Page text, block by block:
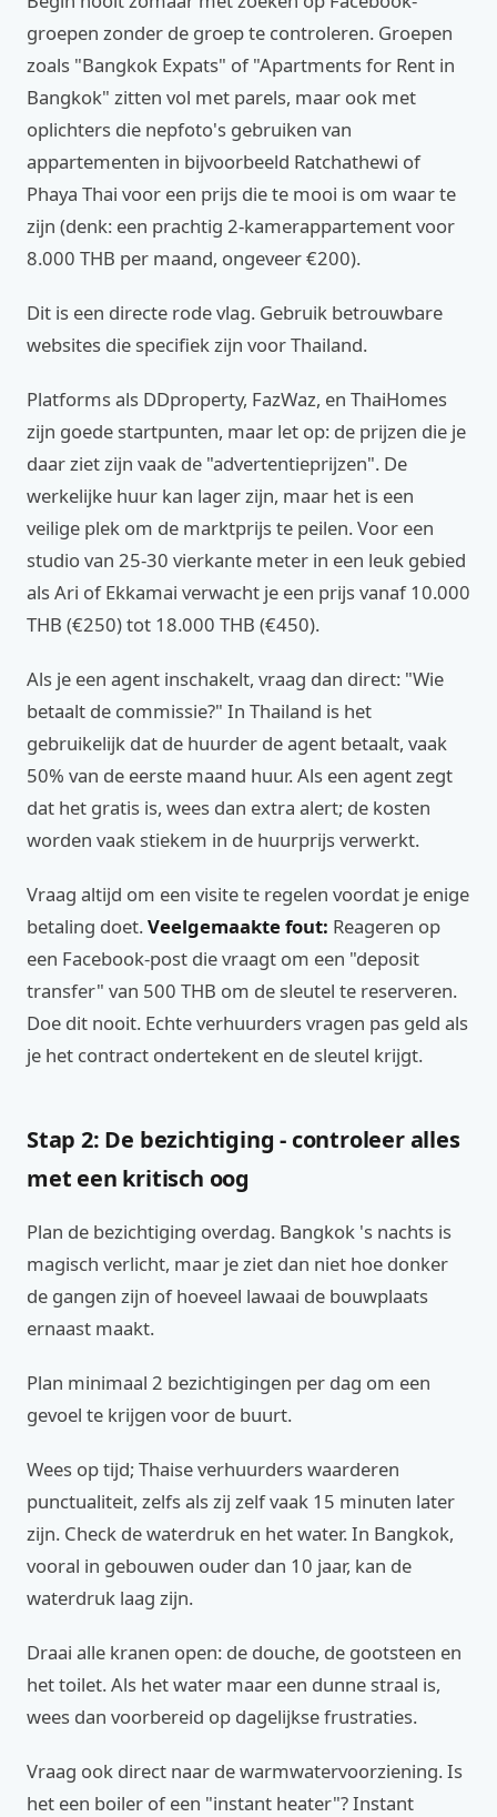
groepen zonder de groep te controleren. Groepen
zoals "Bangkok Expats" of "Apartments for Rent in
Bangkok" zitten vol met parels, maar ook met
oplichters die nepfoto's gebruiken van
appartementen in bijvoorbeeld Ratchathewi of
Phaya Thai voor een prijs die te mooi is om waar te
zijn (denk: een prachtig 2-kamerappartement voor
8.000 THB per maand, ongeveer €200).
Dit is een directe rode vlag. Gebruik betrouwbare
websites die specifiek zijn voor Thailand.
Platforms als DDproperty, FazWaz, en ThaiHomes
zijn goede startpunten, maar let op: de prijzen die je
daar ziet zijn vaak de "advertentieprijzen". De
werkelijke huur kan lager zijn, maar het is een
veilige plek om de marktprijs te peilen. Voor een
studio van 25-30 vierkante meter in een leuk gebied
als Ari of Ekkamai verwacht je een prijs vanaf 10.000
THB (€250) tot 18.000 THB (€450).
Als je een agent inschakelt, vraag dan direct: "Wie
betaalt de commissie?" In Thailand is het
gebruikelijk dat de huurder de agent betaalt, vaak
50% van de eerste maand huur. Als een agent zegt
dat het gratis is, wees dan extra alert; de kosten
worden vaak stiekem in de huurprijs verwerkt.
Vraag altijd om een visite te regelen voordat je enige
betaling doet.Veelgemaakte fout: Reageren op
een Facebook-post die vraagt om een "deposit
transfer" van 500 THB om de sleutel te reserveren.
Doe dit nooit. Echte verhuurders vragen pas geld als
je het contract ondertekent en de sleutel krijgt.
Stap 2: De bezichtiging - controleer alles
met een kritisch oog
Plan de bezichtiging overdag. Bangkok 's nachts is
magisch verlicht, maar je ziet dan niet hoe donker
de gangen zijn of hoeveel lawaai de bouwplaats
ernaast maakt.
Plan minimaal 2 bezichtigingen per dag om een
gevoel te krijgen voor de buurt.
Wees op tijd; Thaise verhuurders waarderen
punctualiteit, zelfs als zij zelf vaak 15 minuten later
zijn. Check de waterdruk en het water. In Bangkok,
vooral in gebouwen ouder dan 10 jaar, kan de
waterdruk laag zijn.
Draai alle kranen open: de douche, de gootsteen en
het toilet. Als het water maar een dunne straal is,
wees dan voorbereid op dagelijkse frustraties.
Vraag ook direct naar de warmwatervoorziening. Is
het een boiler of een "instant heater"? Instant